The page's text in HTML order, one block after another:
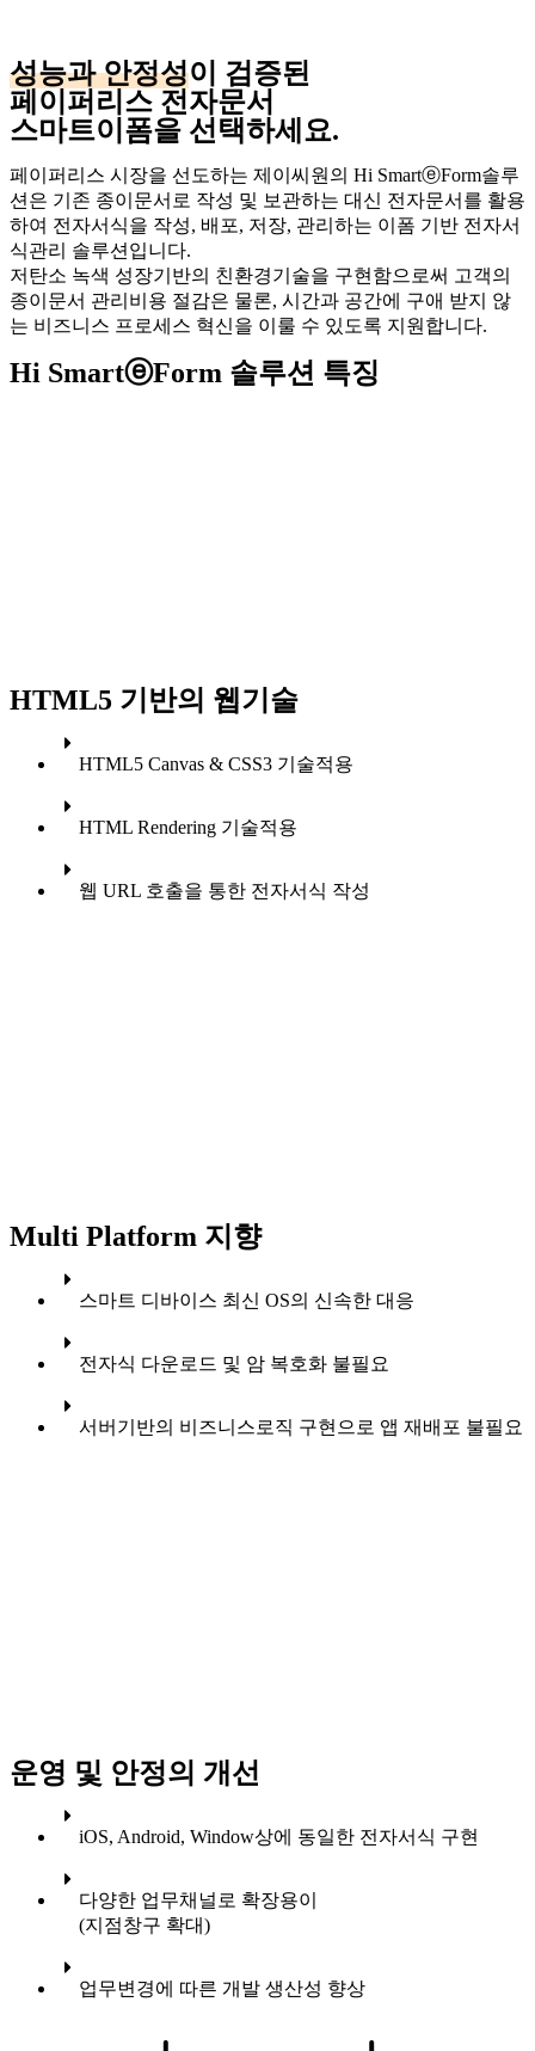
성능과 안정성이 검증된
페이퍼리스 전자문서
스마트이폼을 선택하세요.
페이퍼리스 시장을 선도하는 제이씨원의 Hi SmartⓔForm솔루
션은 기존 종이문서로 작성 및 보관하는 대신 전자문서를 활용
하여 전자서식을 작성, 배포, 저장, 관리하는 이폼 기반 전자서
식관리 솔루션입니다.
저탄소 녹색 성장기반의 친환경기술을 구현함으로써 고객의
종이문서 관리비용 절감은 물론, 시간과 공간에 구애 받지 않
는 비즈니스 프로세스 혁신을 이룰 수 있도록 지원합니다.
Hi SmartⓔForm 솔루션 특징
HTML5 기반의 웹기술
HTML5 Canvas & CSS3 기술적용
HTML Rendering 기술적용
웹 URL 호출을 통한 전자서식 작성
Multi Platform 지향
스마트 디바이스 최신 OS의 신속한 대응
전자식 다운로드 및 암 복호화 불필요
서버기반의 비즈니스로직 구현으로 앱 재배포 불필요
운영 및 안정의 개선
iOS, Android, Window상에 동일한 전자서식 구현
다양한 업무채널로 확장용이
(지점창구 확대)
업무변경에 따른 개발 생산성 향상